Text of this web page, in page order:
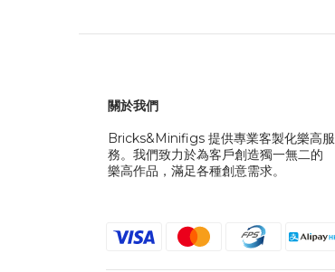
關於我們
Bricks&Minifigs 提供專業客製化樂高服
務。我們致力於為客戶創造獨一無二的
樂高作品，滿足各種創意需求。